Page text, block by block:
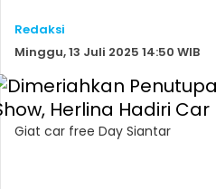
Redaksi
Minggu, 13 Juli 2025 14:50 WIB
Giat car free Day Siantar